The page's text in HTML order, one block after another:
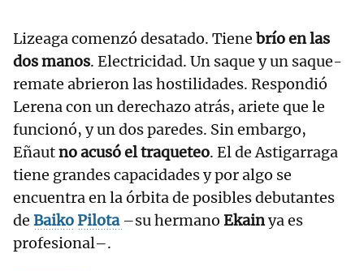
Lizeaga comenzó desatado. Tiene brío en las
dos manos. Electricidad. Un saque y un saque-
remate abrieron las hostilidades. Respondió
Lerena con un derechazo atrás, ariete que le
funcionó, y un dos paredes. Sin embargo,
Eñautno acusó el traqueteo. El de Astigarraga
tiene grandes capacidades y por algo se
encuentra en la órbita de posibles debutantes
de Baiko Pilota –su hermano Ekainya es
profesional–.